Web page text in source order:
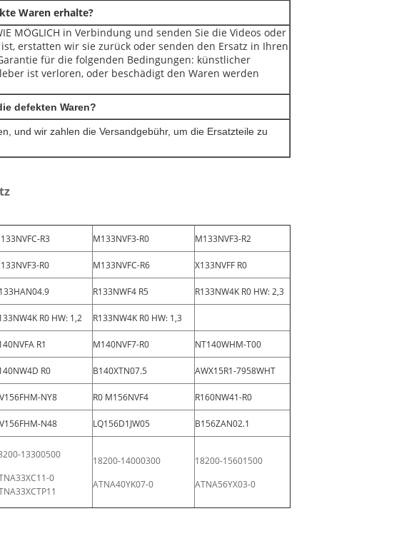
Waren erhalte?
MÖGLICH in Verbindung und senden Sie die Videos oder
erstatten wir sie zurück oder senden den Ersatz in Ihren
für die folgenden Bedingungen: künstlicher
ist verloren, oder beschädigt den Waren werden
defekten Waren?
und wir zahlen die Versandgebühr, um die Ersatzteile zu
R3 M133NVF3-R0 M133NVF3-R2
R0 M133NVFC-R6 X133NVFF R0
R133NWF4 R5 R133NW4K R0 HW: 2,3
R0 HW: 1,2 R133NW4K R0 HW: 1,3
R1 M140NVF7-R0 NT140WHM-T00
R0 B140XTN07.5 AWX15R1-7958WHT
NY8 R0 M156NVF4 R160NW41-R0
N48 LQ156D1JW05 B156ZAN02.1
13300500
0
18200-14000300
ATNA40YK07-0
18200-15601500
ATNA56YX03-0